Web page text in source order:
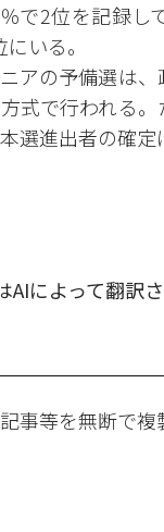
で2位を記録し
いる。
アの予備選は
式で行われる
選進出者の確定
AIによって翻訳さ
事等を無断で複